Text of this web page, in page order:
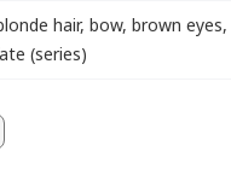
hair, bow, brown eyes,
(series)